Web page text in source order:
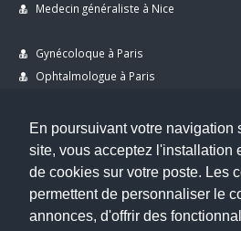
En poursuivant votre navigation
site, vous acceptez l'installation
de cookies sur votre poste. Les
permettent de personnaliser le
annonces, d'offrir des
Medecin généraliste à Nice
Gynécoloque à Paris
Ophtalmologue à Paris
Dentiste à Paris